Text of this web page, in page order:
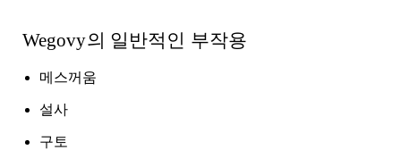
Wegovy의 일반적인 부작용
메스꺼움
설사
구토